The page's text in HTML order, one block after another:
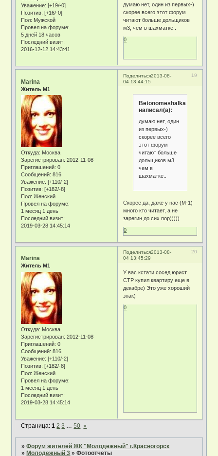
Уважение: [+19/-0]
Позитив: [+16/-0]
Пол: Мужской
Провел на форуме:
5 дней 18 часов
Последний визит:
2016-12-12 14:43:41
думаю нет, один из первых-)
скорее всего этот форум
читают больше дольщиков
м3, чем в шахматке..
0
Поделиться 19
2013-08-
04 13:44:15
Marina
Житель М1
Откуда: Москва
Зарегистрирован: 2012-11-08
Приглашений: 0
Сообщений: 816
Уважение: [+110/-2]
Позитив: [+182/-8]
Пол: Женский
Провел на форуме:
1 месяц 1 день
Последний визит:
2019-03-28 14:45:14
Betonomeshalka
написал(а):
думаю нет, один
из первых-)
скорее всего
этот форум
читают больше
дольщиков м3,
чем в
шахматке..
Скорее да, даже у нас (М-1)
много кто читает, а не
зарегин до сих пор)))))
0
Поделиться 20
2013-08-
04 13:45:29
Marina
Житель М1
Откуда: Москва
Зарегистрирован: 2012-11-08
Приглашений: 0
Сообщений: 816
Уважение: [+110/-2]
Позитив: [+182/-8]
Пол: Женский
Провел на форуме:
1 месяц 1 день
Последний визит:
2019-03-28 14:45:14
У вас кстати сосед юрист
СТР купил квартиру еще в
декабре) Это уже хороший
знак)
0
Страница:1 2 3 … 50 »
»Форум жителей ЖК "Молодежный" г.Красногорск
» Молодежный 3 »Фотоотчеты